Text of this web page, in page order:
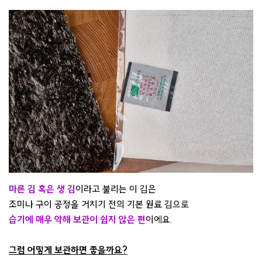
마른 김 혹은 생 김이라고 불리는 이 김은
조미나 구이 공정을 거치기 전의 기본 원료 김으로
습기에 매우 약해 보관이 쉽지 않은 편이에요.
그럼 어떻게 보관하면 좋을까요?